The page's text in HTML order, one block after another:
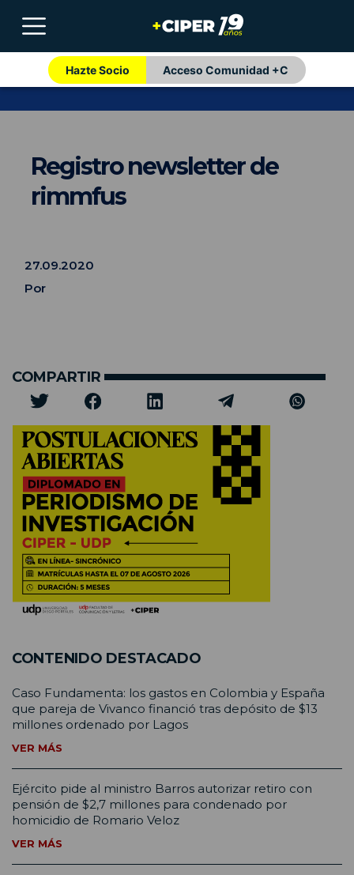
Hazte Socio Acceso Comunidad +C
Registro newsletter de
rimmfus
27.09.2020
Por
COMPARTIR
CONTENIDO DESTACADO
Caso Fundamenta: los gastos en Colombia y España
que pareja de Vivanco financió tras depósito de $13
millones ordenado por Lagos
VER MÁS
Ejército pide al ministro Barros autorizar retiro con
pensión de $2,7 millones para condenado por
homicidio de Romario Veloz
VER MÁS